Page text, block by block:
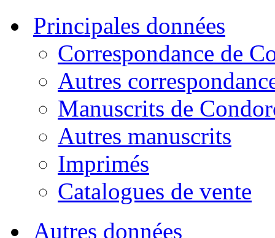
Principales données
Correspondance de
Autres
Manuscrits de
Autres manuscrits
Imprimés
Catalogues de vente
Autres données